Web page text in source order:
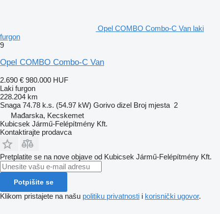
Opel COMBO Combo-C Van laki
furgon
9
Opel COMBO Combo-C Van
2.690 € 980.000 HUF
Laki furgon
228.204 km
Snaga 74.78 k.s. (54.97 kW) Gorivo dizel Broj mjesta 2
Mađarska, Kecskemet
Kubicsek Jármű-Felépítmény Kft.
Kontaktirajte prodavca
Pretplatite se na nove objave od Kubicsek Jármű-Felépítmény Kft.
Potpišite se
Klikom pristajete na našu politiku privatnosti i korisnički ugovor.